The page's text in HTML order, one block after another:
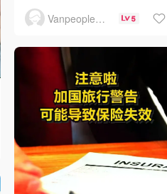
Vanpeople人在温哥华 5